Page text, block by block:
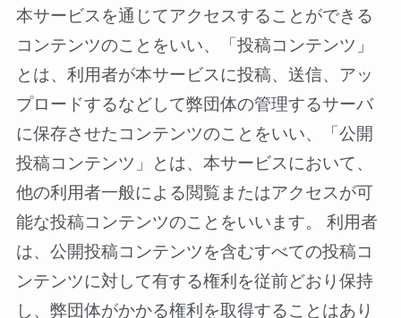
本サービスを通じてアクセスすることができる
コンテンツのことをいい、「投稿コンテンツ」
とは、利用者が本サービスに投稿、送信、アッ
プロードするなどして弊団体の管理するサーバ
に保存させたコンテンツのことをいい、「公開
投稿コンテンツ」とは、本サービスにおいて、
他の利用者一般による閲覧またはアクセスが可
能な投稿コンテンツのことをいいます。 利用者
は、公開投稿コンテンツを含むすべての投稿コ
ンテンツに対して有する権利を従前どおり保持
し、弊団体がかかる権利を取得することはあり